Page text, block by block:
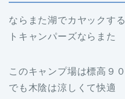
ならまた湖でカヤック
トキャンパーズならま
このキャンプ場は標高９
でも木陰は涼しくて快適